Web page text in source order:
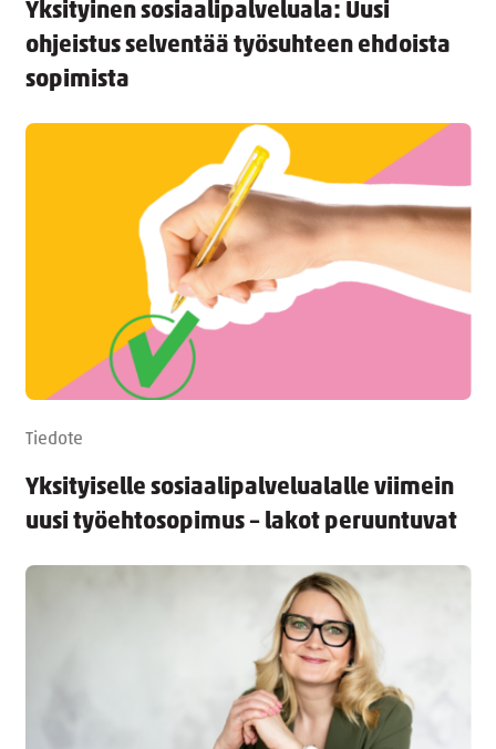
Yksityinen sosiaalipalveluala: Uusi
ohjeistus selventää työsuhteen ehdoista
sopimista
Tiedote
Yksityiselle sosiaalipalvelualalle viimein
uusi työehtosopimus – lakot peruuntuvat